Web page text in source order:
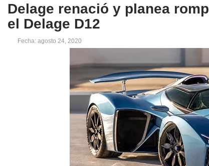
Delage renació y planea
el Delage D12
Fecha: agosto 24, 2020